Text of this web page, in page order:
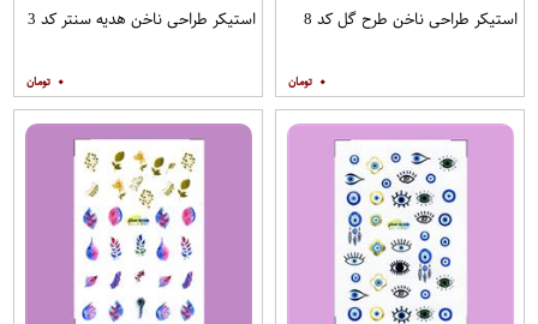
استیکر طراحی ناخن طرح گل کد 8
۰
استیکر طراحی ناخن هدیه سنتر کد 3
۰